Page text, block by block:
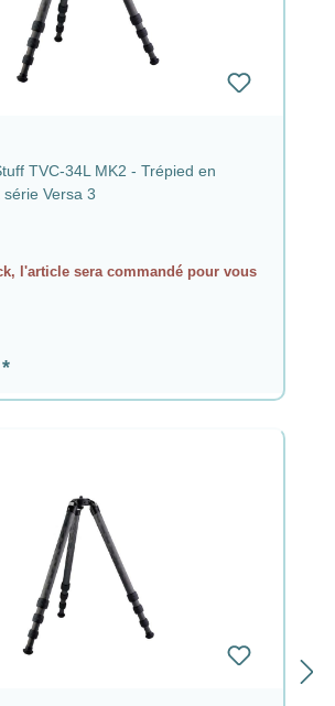
TVC-34L MK2 - Trépied en
Versa 3
l'article sera commandé pour vous
: